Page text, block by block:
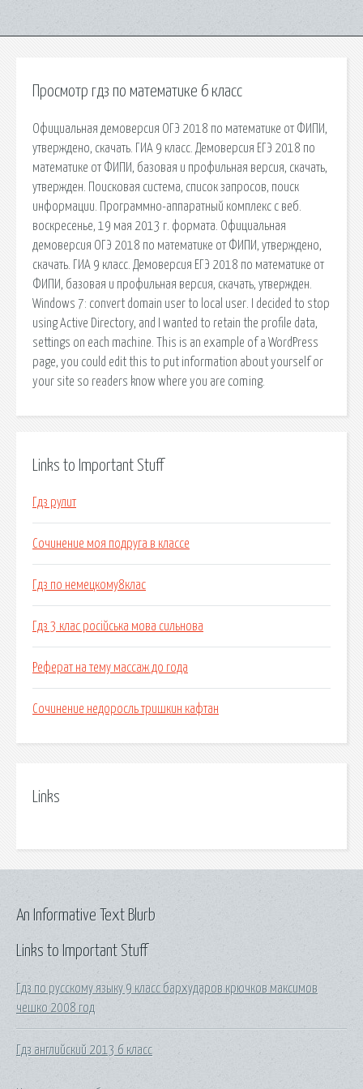
Просмотр гдз по математике 6 класс
Официальная демоверсия ОГЭ 2018 по математике от ФИПИ,
утверждено, скачать. ГИА 9 класс. Демоверсия ЕГЭ 2018 по
математике от ФИПИ, базовая и профильная версия, скачать,
утвержден. Поисковая сиcтема, список запросов, поиск
информации. Программно-аппаратный комплекс с веб.
воскресенье, 19 мая 2013 г. формата. Официальная
демоверсия ОГЭ 2018 по математике от ФИПИ, утверждено,
скачать. ГИА 9 класс. Демоверсия ЕГЭ 2018 по математике от
ФИПИ, базовая и профильная версия, скачать, утвержден.
Windows 7: convert domain user to local user. I decided to stop
using Active Directory, and I wanted to retain the profile data,
settings on each machine. This is an example of a WordPress
page, you could edit this to put information about yourself or
your site so readers know where you are coming.
Links to Important Stuff
Гдз рулит
Сочинение моя подруга в классе
Гдз по немецкому8клас
Гдз 3 клас російська мова сильнова
Реферат на тему массаж до года
Сочинение недоросль тришкин кафтан
Links
Links to Important Stuff
Гдз по русскому языку 9 класс бархударов крючков максимов
чешко 2008 год
Гдз английский 2013 6 класс
An Informative Text Blurb